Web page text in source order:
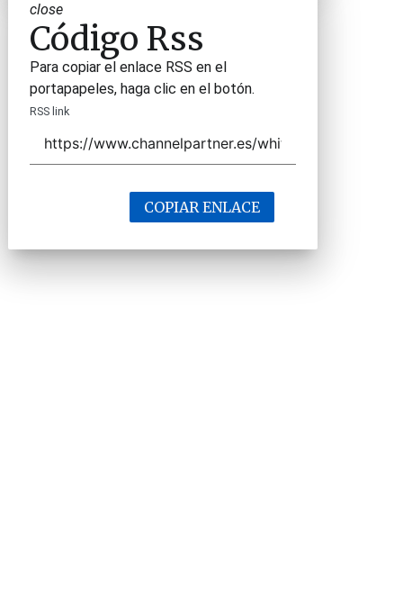
close
Código Rss
Para copiar el enlace RSS en el
portapapeles, haga clic en el botón.
RSS link
COPIAR ENLACE